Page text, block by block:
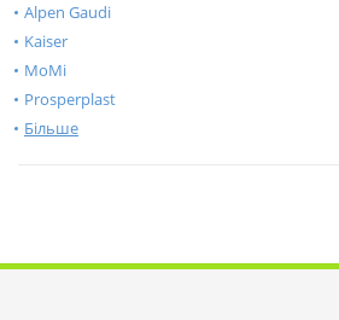
Alpen Gaudi
Kaiser
MoMi
Prosperplast
Більше